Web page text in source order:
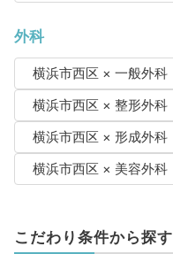
外科
横浜市西区 × 一般外科
横浜市西区 × 整形外科
横浜市西区 × 形成外科
横浜市西区 × 美容外科
こだわり条件から探す